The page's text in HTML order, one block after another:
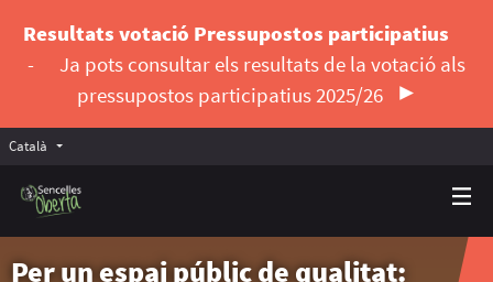
Resultats votació Pressupostos participatius
-
Ja pots consultar els resultats de la votació als
pressupostos participatius 2025/26
Català Triar la llengua
Per un espai públic de qualitat: